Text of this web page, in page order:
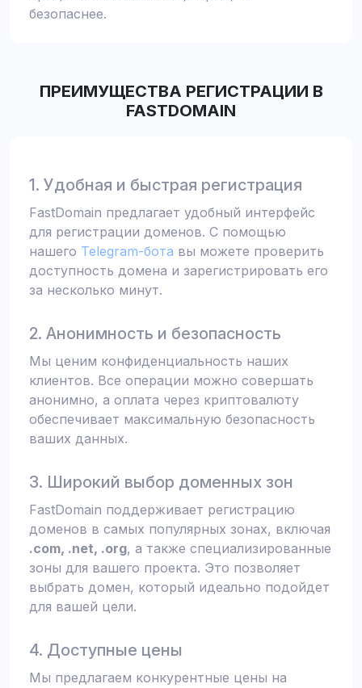
безопаснее.
ПРЕИМУЩЕСТВА РЕГИСТРАЦИИ В
FASTDOMAIN
1. Удобная и быстрая регистрация
FastDomain предлагает удобный интерфейс
для регистрации доменов. С помощью
нашего Telegram-бота вы можете проверить
доступность домена и зарегистрировать его
за несколько минут.
2. Анонимность и безопасность
Мы ценим конфиденциальность наших
клиентов. Все операции можно совершать
анонимно, а оплата через криптовалюту
обеспечивает максимальную безопасность
ваших данных.
3. Широкий выбор доменных зон
FastDomain поддерживает регистрацию
доменов в самых популярных зонах, включая
.com, .net, .org, а также специализированные
зоны для вашего проекта. Это позволяет
выбрать домен, который идеально подойдет
для вашей цели.
4. Доступные цены
Мы предлагаем конкурентные цены на